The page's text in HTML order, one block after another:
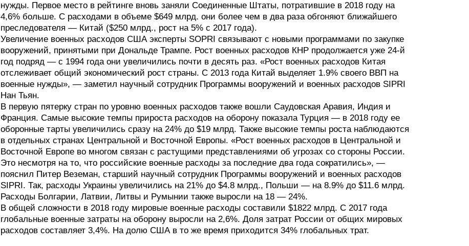
нужды. Первое место в рейтинге вновь заняли Соединенные Штаты, потратившие в 2018 году на
4,6% больше. С расходами в объеме $649 млрд. они более чем в два раза обгоняют ближайшего
преследователя — Китай ($250 млрд., рост на 5% с 2017 года).
Увеличение военных расходов США эксперты SOPRI связывают с новыми программами по закупке
вооружений, принятыми при Дональде Трампе. Рост военных расходов КНР продолжается уже 24-й
год подряд — с 1994 года они увеличились почти в десять раз. «Рост военных расходов Китая
отслеживает общий экономический рост страны. С 2013 года Китай выделяет 1.9% своего ВВП на
военные нужды», — заметил научный сотрудник Программы вооружений и военных расходов SIPRI
Нан Тьян.
В первую пятерку стран по уровню военных расходов также вошли Саудовская Аравия, Индия и
Франция. Самые высокие темпы прироста расходов на оборону показала Турция — в 2018 году ее
оборонные тарты увеличились сразу на 24% до $19 млрд. Также высокие темпы роста наблюдаются
в отдельных странах Центральной и Восточной Европы. «Рост военных расходов в Центральной и
Восточной Европе во многом связан с растущими представлениями об угрозах со стороны России.
Это несмотря на то, что российские военные расходы за последние два года сократились», —
пояснил Питер Веземан, старший научный сотрудник Программы вооружений и военных расходов
SIPRI. Так, расходы Украины увеличились на 21% до $4.8 млрд., Польши — на 8.9% до $11.6 млрд.
Расходы Болгарии, Латвии, Литвы и Румынии также выросли на 18 — 24%.
В общей сложности в 2018 году мировые военные расходы составили $1822 млрд. С 2017 года
глобальные военные затраты на оборону выросли на 2,6%. Доля затрат России от общих мировых
расходов составляет 3,4%. На долю США в то же время приходится 34% глобальных трат.